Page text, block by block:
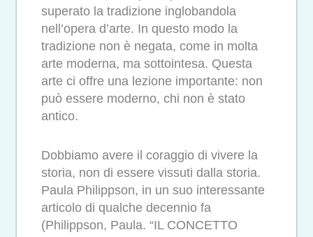
superato la tradizione inglobandola
nell’opera d’arte. In questo modo la
tradizione non è negata, come in molta
arte moderna, ma sottointesa. Questa
arte ci offre una lezione importante: non
può essere moderno, chi non è stato
antico.
Dobbiamo avere il coraggio di vivere la
storia, non di essere vissuti dalla storia.
Paula Philippson, in un suo interessante
articolo di qualche decennio fa
(Philippson, Paula. “IL CONCETTO